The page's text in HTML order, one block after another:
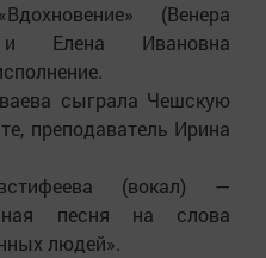
(Венера
Елена Ивановна
сыграла Чешскую
преподаватель Ирина
(вокал) —
песня на слова
людей».